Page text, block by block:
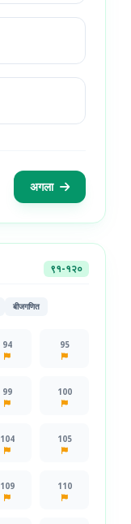
अगला
९१-१२०
बीजगणित
94 95
99 100
104 105
109 110